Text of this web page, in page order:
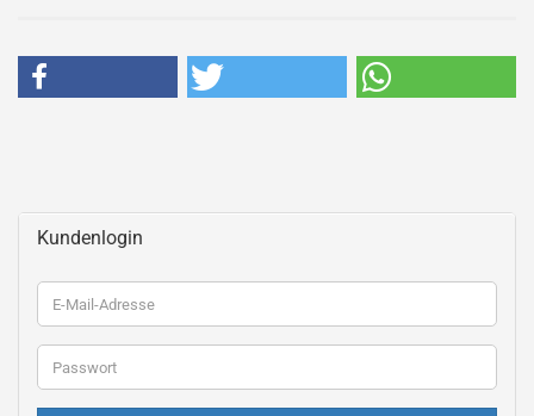
Kundenlogin
E-
Mail-
Adresse
Passwort